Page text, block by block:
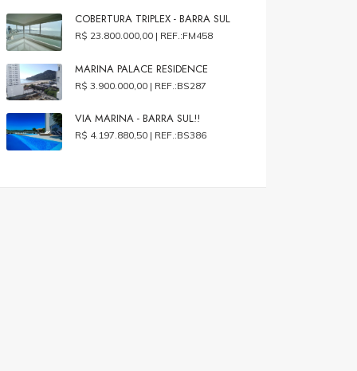
COBERTURA TRIPLEX - BARRA SUL
R$ 23.800.000,00 | REF.:FM458
MARINA PALACE RESIDENCE
R$ 3.900.000,00 | REF.:BS287
VIA MARINA - BARRA SUL!!
R$ 4.197.880,50 | REF.:BS386